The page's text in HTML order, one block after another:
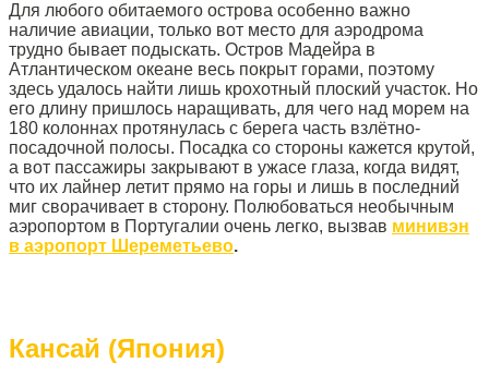
Для любого обитаемого острова особенно важно
наличие авиации, только вот место для аэродрома
трудно бывает подыскать. Остров Мадейра в
Атлантическом океане весь покрыт горами, поэтому
здесь удалось найти лишь крохотный плоский участок. Но
его длину пришлось наращивать, для чего над морем на
180 колоннах протянулась с берега часть взлётно-
посадочной полосы. Посадка со стороны кажется крутой,
а вот пассажиры закрывают в ужасе глаза, когда видят,
что их лайнер летит прямо на горы и лишь в последний
миг сворачивает в сторону. Полюбоваться необычным
аэропортом в Португалии очень легко, вызвав минивэн
в аэропорт Шереметьево.
Кансай (Япония)